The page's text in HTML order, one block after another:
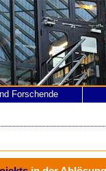
Forschende